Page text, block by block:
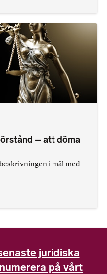
– att döma
i mål med
juridiska
på vårt